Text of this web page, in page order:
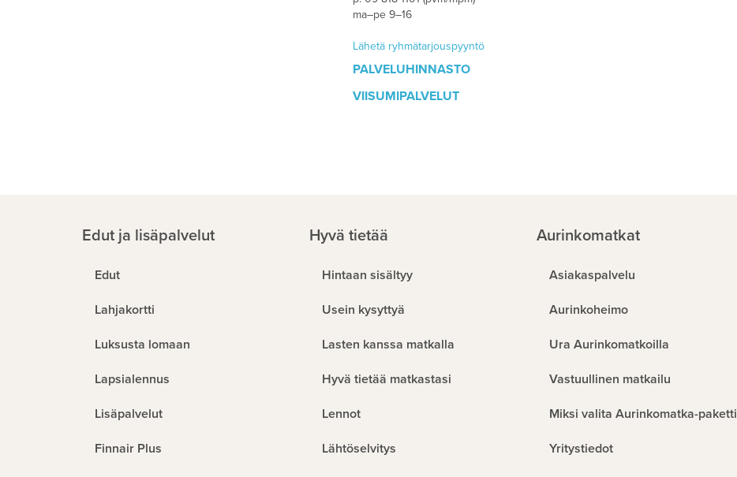
ma–pe 9–16
Lähetä ryhmätarjouspyyntö
PALVELUHINNASTO
VIISUMIPALVELUT
Edut ja lisäpalvelut
Edut
Lahjakortti
Luksusta lomaan
Lapsialennus
Lisäpalvelut
Finnair Plus
Hyvä tietää
Hintaan sisältyy
Usein kysyttyä
Lasten kanssa matkalla
Hyvä tietää matkastasi
Lennot
Lähtöselvitys
Aurinkomatkat
Asiakaspalvelu
Aurinkoheimo
Ura Aurinkomatkoilla
Vastuullinen matkailu
Miksi valita Aurinkomatka-paketti
Yritystiedot